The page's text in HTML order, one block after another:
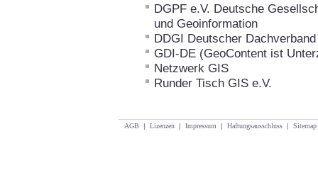
DGPF e.V. Deutsche
und Geoinformation
DDGI Deutscher
GDI-DE (GeoContent ist
Netzwerk GIS
Runder Tisch GIS e.V.
AGB | Lizenzen | Impressum | Haftungsausschluss | Sitemap